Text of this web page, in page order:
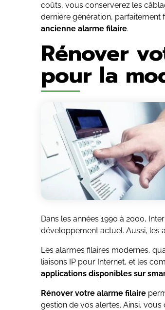
coûts, vous conserverez les
dernière génération, parfaitement
ancienne alarme filaire.
Rénover
pour la
Dans les années 1990 à 2000,
développement actuel. Aussi, les
Les alarmes filaires modernes,
liaisons IP pour Internet, et les
applications disponibles sur
Rénover votre alarme filaire
gestion de vos alertes. Ainsi,